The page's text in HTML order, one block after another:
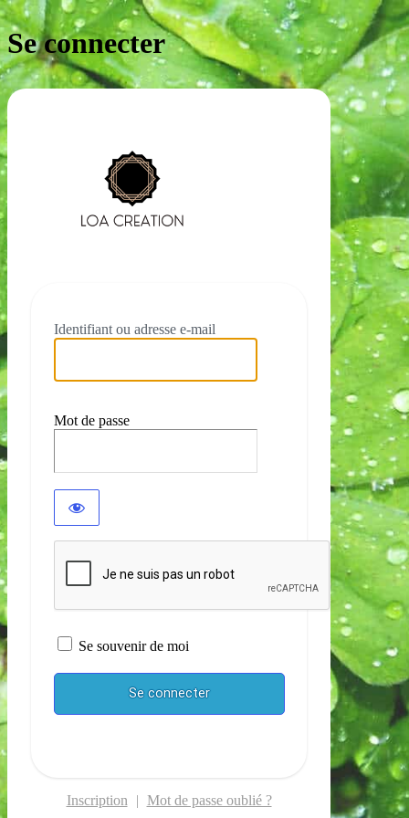
Se connecter
https://
Identifiant ou adresse e-mail
Mot de passe
Se souvenir de moi
Inscription | Mot de passe oublié ?